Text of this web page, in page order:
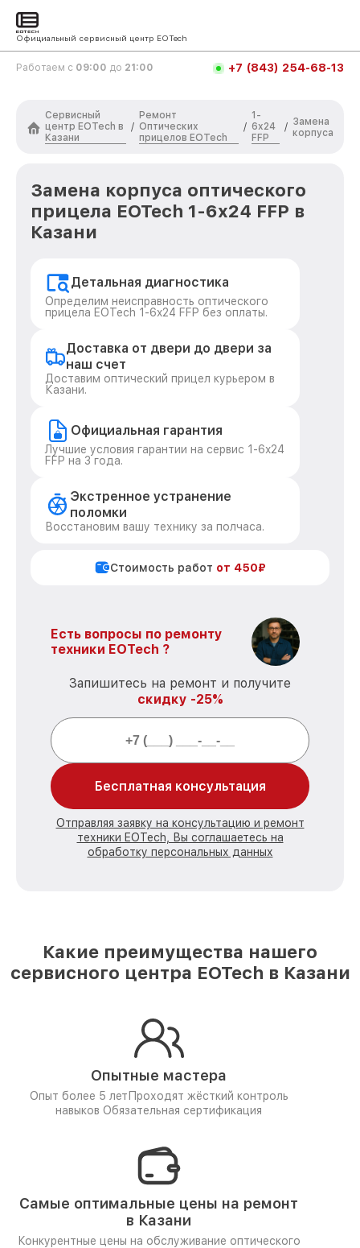
Официальный сервисный центр EOTech
Работаем с 09:00 до 21:00 +7 (843) 254-68-13
Сервисный
центр EOTech в
Казани
/
Ремонт
Оптических
прицелов EOTech
/
1-
6x24
FFP
/ Замена
корпуса
Замена корпуса оптического
прицела EOTech 1-6x24 FFP в
Казани
Детальная диагностика
Определим неисправность оптического
прицела EOTech 1-6x24 FFP без оплаты.
Доставка от двери до двери за
наш счет
Доставим оптический прицел курьером в
Казани.
Официальная гарантия
Лучшие условия гарантии на сервис 1-6x24
FFP на 3 года.
Экстренное устранение
поломки
Восстановим вашу технику за полчаса.
Стоимость работ от 450₽
Есть вопросы по ремонту
техники EOTech ?
Запишитесь на ремонт и получите
скидку -25%
Бесплатная консультация
Отправляя заявку на консультацию и ремонт
техники EOTech, Вы соглашаетесь на
обработку персональных данных
Какие преимущества нашего
сервисного центра EOTech в Казани
Опытные мастера
Опыт более 5 лет Проходят жёсткий контроль
навыков Обязательная сертификация
Самые оптимальные цены на ремонт
в Казани
Конкурентные цены на обслуживание оптического